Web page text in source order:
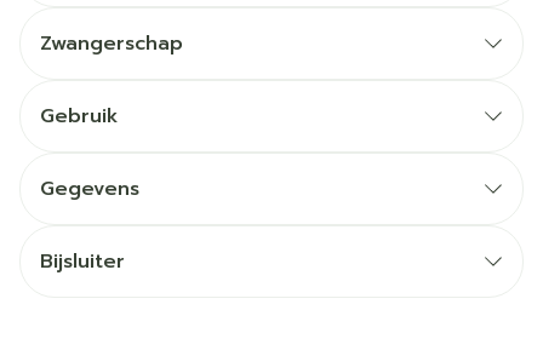
Zwangerschap
Gebruik
Gegevens
Bijsluiter